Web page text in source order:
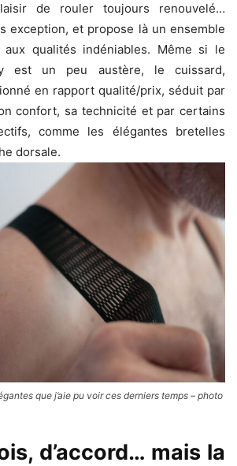
de rouler toujours renouvelé…
exception, et propose là un ensemble
qualités indéniables. Même si le
est un peu austère, le cuissard,
en rapport qualité/prix, séduit par
confort, sa technicité et par certains
comme les élégantes bretelles
dorsale.
que j’aie pu voir ces derniers temps – photo
d’accord… mais la